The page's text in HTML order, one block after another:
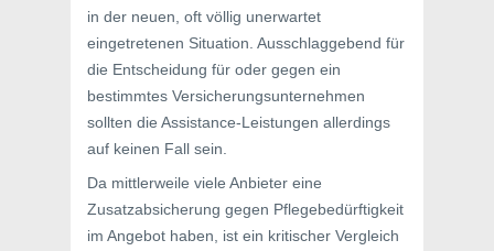
in der neuen, oft völlig unerwartet
eingetretenen Situation. Ausschlaggebend für
die Entscheidung für oder gegen ein
bestimmtes Versicherungsunternehmen
sollten die Assistance-Leistungen allerdings
auf keinen Fall sein.
Da mittlerweile viele Anbieter eine
Zusatzabsicherung gegen Pflegebedürftigkeit
im Angebot haben, ist ein kritischer Vergleich